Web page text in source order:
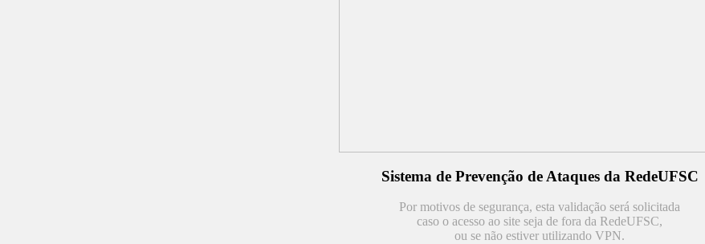
Sistema de Prevenção de Ataques da RedeUFSC
Por motivos de segurança, esta validação será solicitada
caso o acesso ao site seja de fora da RedeUFSC,
ou se não estiver utilizando VPN.